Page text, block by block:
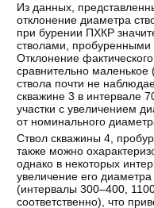
Из данных,
отклонение диаметра
при бурении ПХКР
стволами,
Отклонение
сравнительно
ствола почти не
скважине 3 в интервале
участки с увеличением
от номинального
Ствол скважины 4,
также можно
однако в некоторых
увеличение его
(интервалы 300–400,
соответственно), что